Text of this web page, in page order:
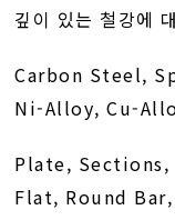
깊이 있는 철강에
Carbon Steel,
Ni-Alloy, Cu-
Plate, Sections,
Flat, Round